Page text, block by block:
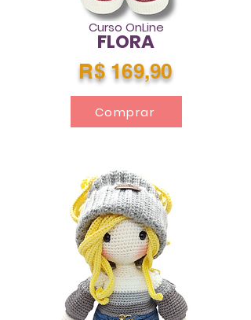
Curso OnLine
FLORA
R$ 169,90
Comprar